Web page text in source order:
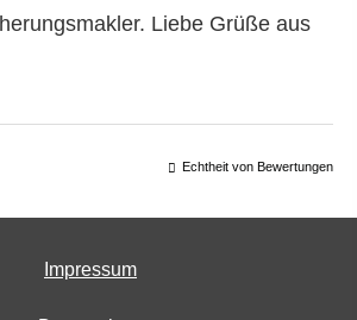
Liebe Grüße aus
Echtheit von Bewertungen
Impressum